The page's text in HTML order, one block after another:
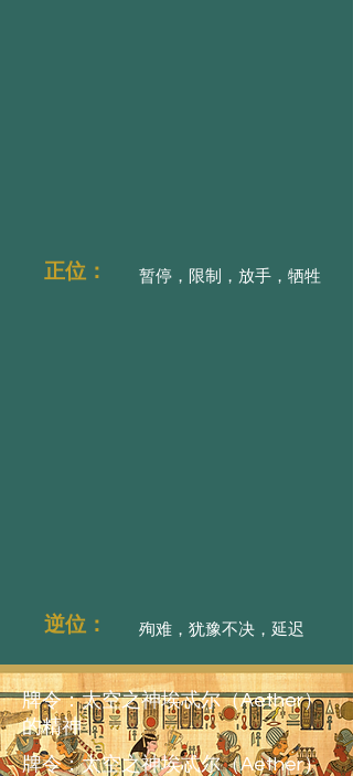
正位： 暂停，限制，放手，牺牲
逆位： 殉难，犹豫不决，延迟
牌令：太空之神埃忒尔（Aether）
的精神
牌令：太空之神埃忒尔（Aether）